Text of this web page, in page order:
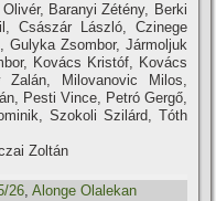
Baranyi Zétény, Berki
Császár László, Czinege
Gulyka Zsombor, Jármoljuk
Kovács Kristóf, Kovács
Zalán, Milovanovic Milos,
Pesti Vince, Petró Gergő,
Szokoli Szilárd, Tóth
Zoltán
26,Alonge Olalekan